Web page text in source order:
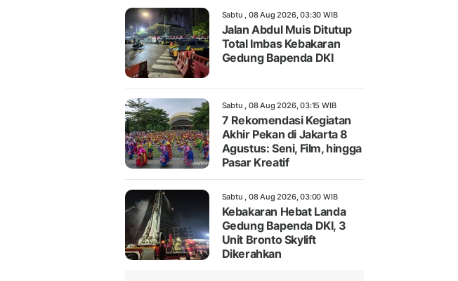
Sabtu , 08 Aug 2026, 03:30 WIB
Jalan Abdul Muis Ditutup
Total Imbas Kebakaran
Gedung Bapenda DKI
Sabtu , 08 Aug 2026, 03:15 WIB
7 Rekomendasi Kegiatan
Akhir Pekan di Jakarta 8
Agustus: Seni, Film, hingga
Pasar Kreatif
Sabtu , 08 Aug 2026, 03:00 WIB
Kebakaran Hebat Landa
Gedung Bapenda DKI, 3
Unit Bronto Skylift
Dikerahkan